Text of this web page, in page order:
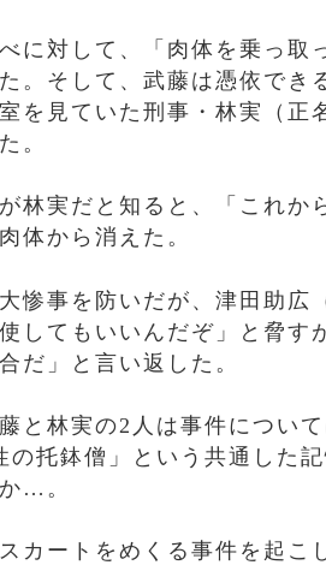
に対して、「肉体を乗っ取
。そして、武藤は憑依でき
を見ていた刑事・林実（正
。
林実だと知ると、「これか
体から消えた。
惨事を防いだが、津田助広
してもいいんだぞ」と脅す
だ」と言い返した。
と林実の2人は事件につい
托鉢僧」という共通した記
…。
カートをめくる事件を起こ